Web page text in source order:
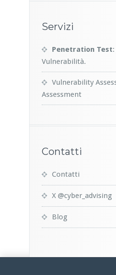
Servizi
Penetration Test
Vulnerabilità.
Vulnerability
Assessment
Contatti
Contatti
X @cyber_advising
Blog